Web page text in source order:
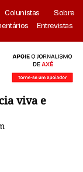
Colunistas
Sobre
Entrevistas
viva e